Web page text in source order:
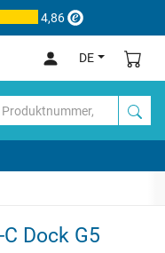
4,86
DE
Dock G5